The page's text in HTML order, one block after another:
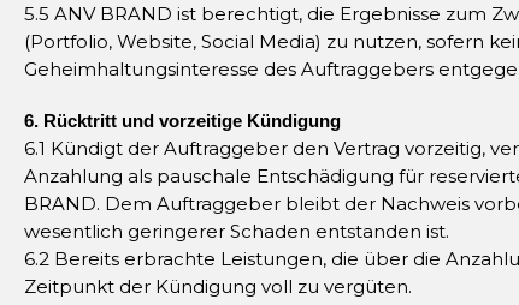
5.5 ANV BRAND ist berechtigt, die Ergebnisse zum
(Portfolio, Website, Social Media) zu nutzen, sofern
Geheimhaltungsinteresse des Auftraggebers
6. Rücktritt und vorzeitige Kündigung
6.1 Kündigt der Auftraggeber den Vertrag vorzeitig,
Anzahlung als pauschale Entschädigung für
BRAND. Dem Auftraggeber bleibt der Nachweis
wesentlich geringerer Schaden entstanden ist.
6.2 Bereits erbrachte Leistungen, die über die
Zeitpunkt der Kündigung voll zu vergüten.